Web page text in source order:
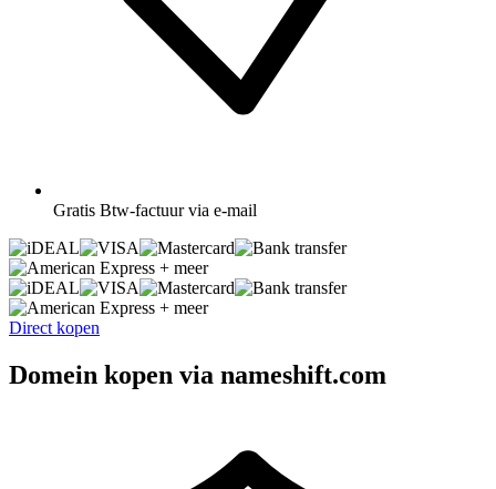
Gratis Btw-factuur via e-mail
+ meer
+ meer
Direct kopen
Domein kopen via nameshift.com